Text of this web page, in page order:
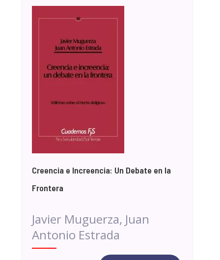
Creencia e Increencia: Un Debate en la
Frontera
Javier Muguerza, Juan
Antonio Estrada